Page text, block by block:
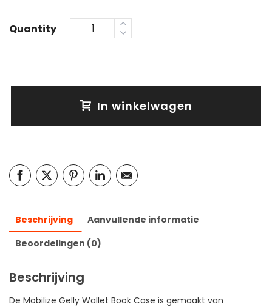
Quantity
In winkelwagen
Beschrijving
Aanvullende informatie
Beoordelingen (0)
Beschrijving
De Mobilize Gelly Wallet Book Case is gemaakt van